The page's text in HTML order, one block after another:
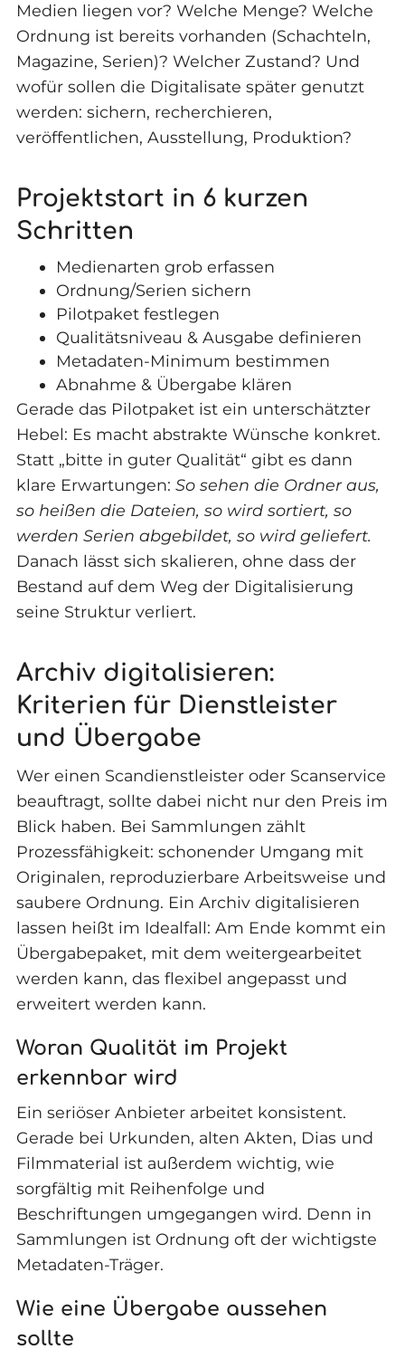
Medien liegen vor? Welche Menge? Welche
Ordnung ist bereits vorhanden (Schachteln,
Magazine, Serien)? Welcher Zustand? Und
wofür sollen die Digitalisate später genutzt
werden: sichern, recherchieren,
veröffentlichen, Ausstellung, Produktion?
Projektstart in 6 kurzen
Schritten
Medienarten grob erfassen
Ordnung/Serien sichern
Pilotpaket festlegen
Qualitätsniveau & Ausgabe definieren
Metadaten-Minimum bestimmen
Abnahme & Übergabe klären
Gerade das Pilotpaket ist ein unterschätzter
Hebel: Es macht abstrakte Wünsche konkret.
Statt „bitte in guter Qualität“ gibt es dann
klare Erwartungen: So sehen die Ordner aus,
so heißen die Dateien, so wird sortiert, so
werden Serien abgebildet, so wird geliefert.
Danach lässt sich skalieren, ohne dass der
Bestand auf dem Weg der Digitalisierung
seine Struktur verliert.
Archiv digitalisieren:
Kriterien für Dienstleister
und Übergabe
Wer einen Scandienstleister oder Scanservice
beauftragt, sollte dabei nicht nur den Preis im
Blick haben. Bei Sammlungen zählt
Prozessfähigkeit: schonender Umgang mit
Originalen, reproduzierbare Arbeitsweise und
saubere Ordnung. Ein Archiv digitalisieren
lassen heißt im Idealfall: Am Ende kommt ein
Übergabepaket, mit dem weitergearbeitet
werden kann, das flexibel angepasst und
erweitert werden kann.
Woran Qualität im Projekt
erkennbar wird
Ein seriöser Anbieter arbeitet konsistent.
Gerade bei Urkunden, alten Akten, Dias und
Filmmaterial ist außerdem wichtig, wie
sorgfältig mit Reihenfolge und
Beschriftungen umgegangen wird. Denn in
Sammlungen ist Ordnung oft der wichtigste
Metadaten-Träger.
Wie eine Übergabe aussehen
sollte